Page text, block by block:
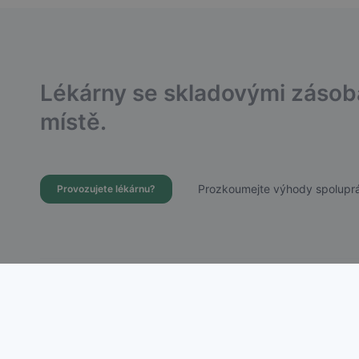
Lékárny se skladovými
místě.
Provozujete lékárnu? Prozkoumejte výhody